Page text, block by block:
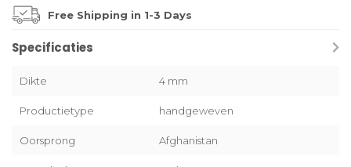
Free Shipping in 1-3 Days
Specificaties
Dikte 4 mm
Productietype handgeweven
Oorsprong Afghanistan